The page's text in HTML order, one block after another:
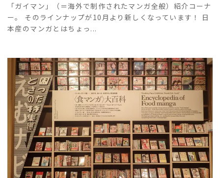
「ガイマン」（＝海外で制作されたマンガ全般）紹介コーナ
ー。 そのラインナップが10月より新しくなっています！ 日
本産のマンガとはちょっ...